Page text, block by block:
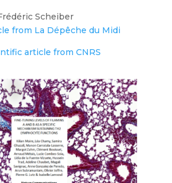
Scheiber
from La Dépêche du Midi
article from CNRS